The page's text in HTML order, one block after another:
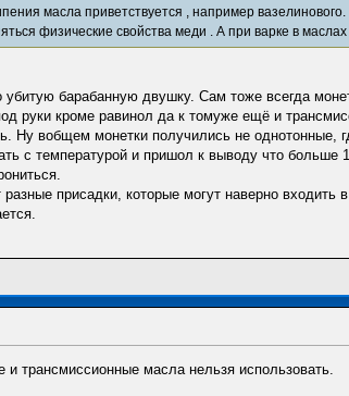
масла приветствуется , например
физические свойства меди . А при варке в
убитую барабанную двушку. Сам тоже всегда
руки кроме равинол да к томуже ещё и
Ну вобщем монетки получились не однотонные,
с температурой и пришол к выводу что больше
присадки, которые могут наверно
и трансмиссионные масла нельзя использовать.